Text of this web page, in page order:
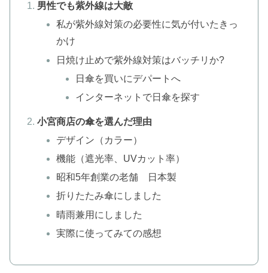
男性でも紫外線は大敵
私が紫外線対策の必要性に気が付いたきっ
かけ
日焼け止めで紫外線対策はバッチリか?
日傘を買いにデパートへ
インターネットで日傘を探す
小宮商店の傘を選んだ理由
デザイン（カラー）
機能（遮光率、UVカット率）
昭和5年創業の老舗 日本製
折りたたみ傘にしました
晴雨兼用にしました
実際に使ってみての感想